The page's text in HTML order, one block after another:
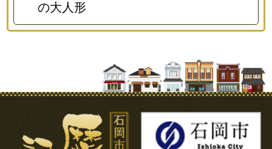
の大人形
石岡市の歴史と記憶